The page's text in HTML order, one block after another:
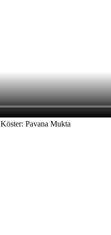
Pavana Mukta